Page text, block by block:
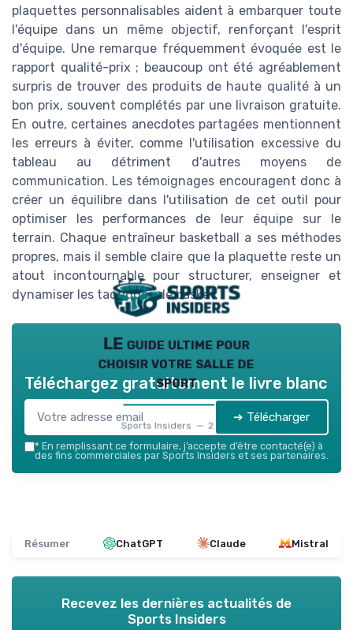
plaquettes personnalisables aident à embarquer toute
l'équipe dans un même objectif, renforçant l'esprit
d'équipe. Une remarque fréquemment évoquée est le
rapport qualité-prix ; beaucoup ont été agréablement
surpris de trouver des produits de haute qualité à un
bon prix, souvent complétés par une livraison gratuite.
En outre, certaines anecdotes partagées mentionnent
les erreurs à éviter, comme l'utilisation excessive du
tableau au détriment d'autres moyens de
communication. Les témoignages encouragent donc à
créer un équilibre dans l'utilisation de cet outil pour
optimiser les performances de leur équipe sur le
terrain. Chaque entraîneur basketball a ses méthodes
propres, mais il semble claire que la plaquette reste un
atout incontournable pour structurer, enseigner et
dynamiser les tactiques de basket.
LE guide ultime pour
choisir votre salle de
sport
Sports Insiders — 2026
Téléchargez gratuitement le livre blanc
➔ Télécharger
* En remplissant ce formulaire, j’accepte d’être contacté(e) à
des fins commerciales par Sports Insiders et ses partenaires.
Résumer ChatGPT Claude Mistral
Recevez les dernières actualités de
Sports Insiders